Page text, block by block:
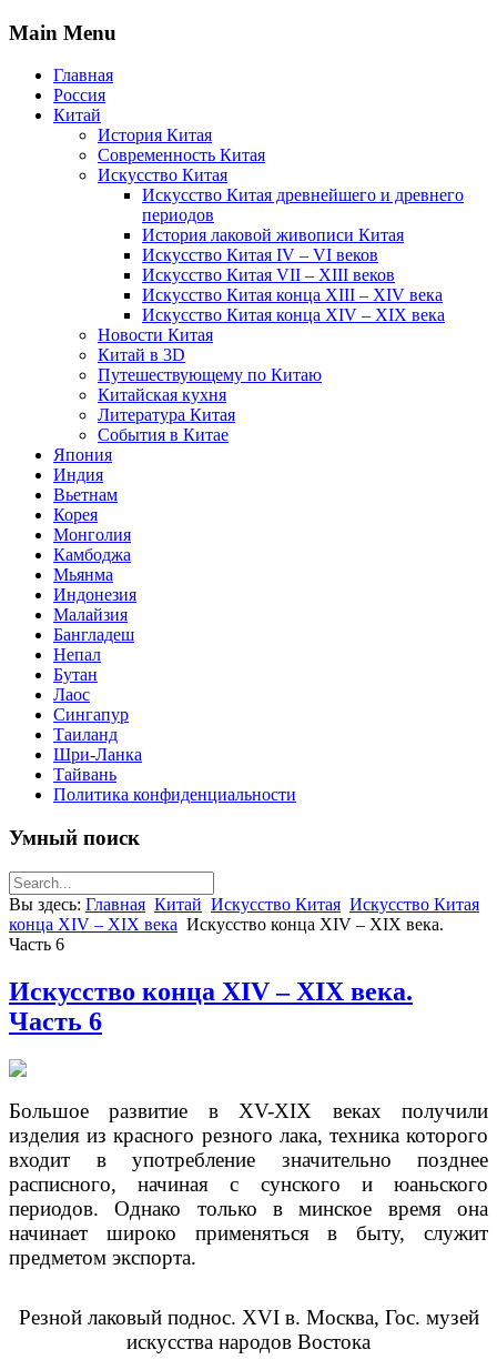
Main Menu
Главная
Россия
Китай
История Китая
Современность Китая
Искусство Китая
Искусство Китая древнейшего и древнего
периодов
История лаковой живописи Китая
Искусство Китая IV – VI веков
Искусство Китая VII – XIII веков
Искусство Китая конца XIII – XIV века
Искусство Китая конца XIV – XIX века
Новости Китая
Китай в 3D
Путешествующему по Китаю
Китайская кухня
Литература Китая
События в Китае
Япония
Индия
Вьетнам
Корея
Монголия
Камбоджа
Мьянма
Индонезия
Малайзия
Бангладеш
Непал
Бутан
Лаос
Сингапур
Таиланд
Шри-Ланка
Тайвань
Политика конфиденциальности
Умный поиск
Вы здесь: Главная Китай Искусство Китая Искусство Китая
конца XIV – XIX века Искусство конца XIV – XIX века.
Часть 6
Искусство конца XIV – XIX века.
Часть 6
Большое развитие в XV-XIX веках получили
изделия из красного резного лака, техника которого
входит в употребление значительно позднее
расписного, начиная с сунского и юаньского
периодов. Однако только в минское время она
начинает широко применяться в быту, служит
предметом экспорта.
Резной лаковый поднос. XVI в. Москва, Гос. музей
искусства народов Востока